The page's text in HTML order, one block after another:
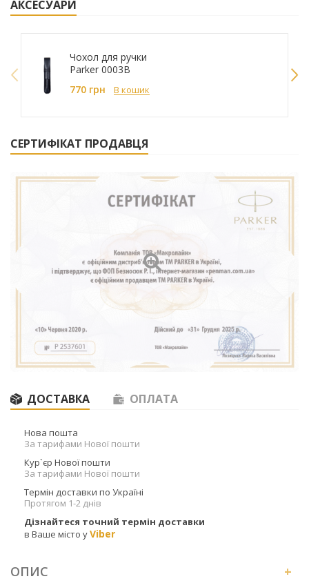
АКСЕСУАРИ
Чохол для ручки
Parker 0003B
770 грн
В кошик
СЕРТИФІКАТ ПРОДАВЦЯ
ДОСТАВКА ОПЛАТА
Нова пошта
За тарифами Нової пошти
Кур`єр Нової пошти
За тарифами Нової пошти
Термін доставки по Україні
Протягом 1-2 днів
Дізнайтеся точний термін доставки
в Ваше місто уViber
ОПИС
+